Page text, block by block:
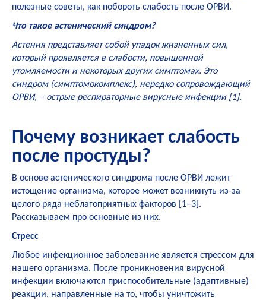
полезные советы, как побороть слабость после ОРВИ.
Что такое астенический синдром?
Астения представляет собой упадок жизненных сил,
который проявляется в слабости, повышенной
утомляемости и некоторых других симптомах. Это
синдром (симптомокомплекс), нередко сопровождающий
ОРВИ, – острые респираторные вирусные инфекции [1].
Почему возникает слабость
после простуды?
В основе астенического синдрома после ОРВИ лежит
истощение организма, которое может возникнуть из-за
целого ряда неблагоприятных факторов [1–3].
Рассказываем про основные из них.
Стресс
Любое инфекционное заболевание является стрессом для
нашего организма. После проникновения вирусной
инфекции включаются приспособительные (адаптивные)
реакции, направленные на то, чтобы уничтожить